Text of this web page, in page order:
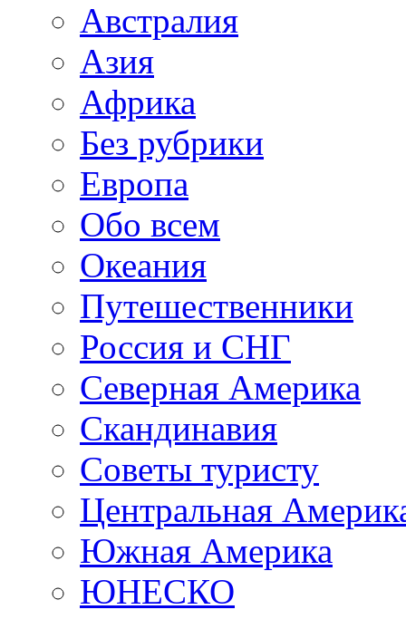
Австралия
Азия
Африка
Без рубрики
Европа
Обо всем
Океания
Путешественники
Россия и СНГ
Северная Америка
Скандинавия
Советы туристу
Центральная
Южная Америка
ЮНЕСКО